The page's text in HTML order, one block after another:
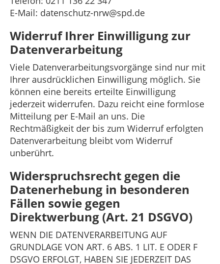
E-Mail: datenschutz-nrw@spd.de
Widerruf Ihrer Einwilligung zur
Datenverarbeitung
Viele Datenverarbeitungsvorgänge sind nur mit
Ihrer ausdrücklichen Einwilligung möglich. Sie
können eine bereits erteilte Einwilligung
jederzeit widerrufen. Dazu reicht eine formlose
Mitteilung per E-Mail an uns. Die
Rechtmäßigkeit der bis zum Widerruf erfolgten
Datenverarbeitung bleibt vom Widerruf
unberührt.
Widerspruchsrecht gegen die
Datenerhebung in besonderen
Fällen sowie gegen
Direktwerbung (Art. 21 DSGVO)
WENN DIE DATENVERARBEITUNG AUF
GRUNDLAGE VON ART. 6 ABS. 1 LIT. E ODER F
DSGVO ERFOLGT, HABEN SIE JEDERZEIT DAS